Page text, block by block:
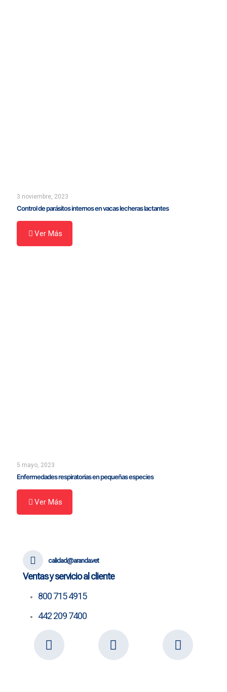
3 noviembre, 2023
Control de parásitos internos en vacas lecheras lactantes
Ver Más
5 mayo, 2023
Enfermedades respiratorias en pequeñas especies
Ver Más
calidad@aranda.vet
Ventas y servicio al cliente
800 715 4915
442 209 7400